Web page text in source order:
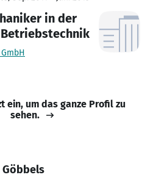
in der
ein, um das ganze Profil zu
sehen.